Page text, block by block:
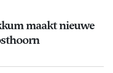
maakt nieuwe